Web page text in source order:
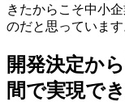
きたからこそ中小
のだと思っています
開発決定か
間で実現で